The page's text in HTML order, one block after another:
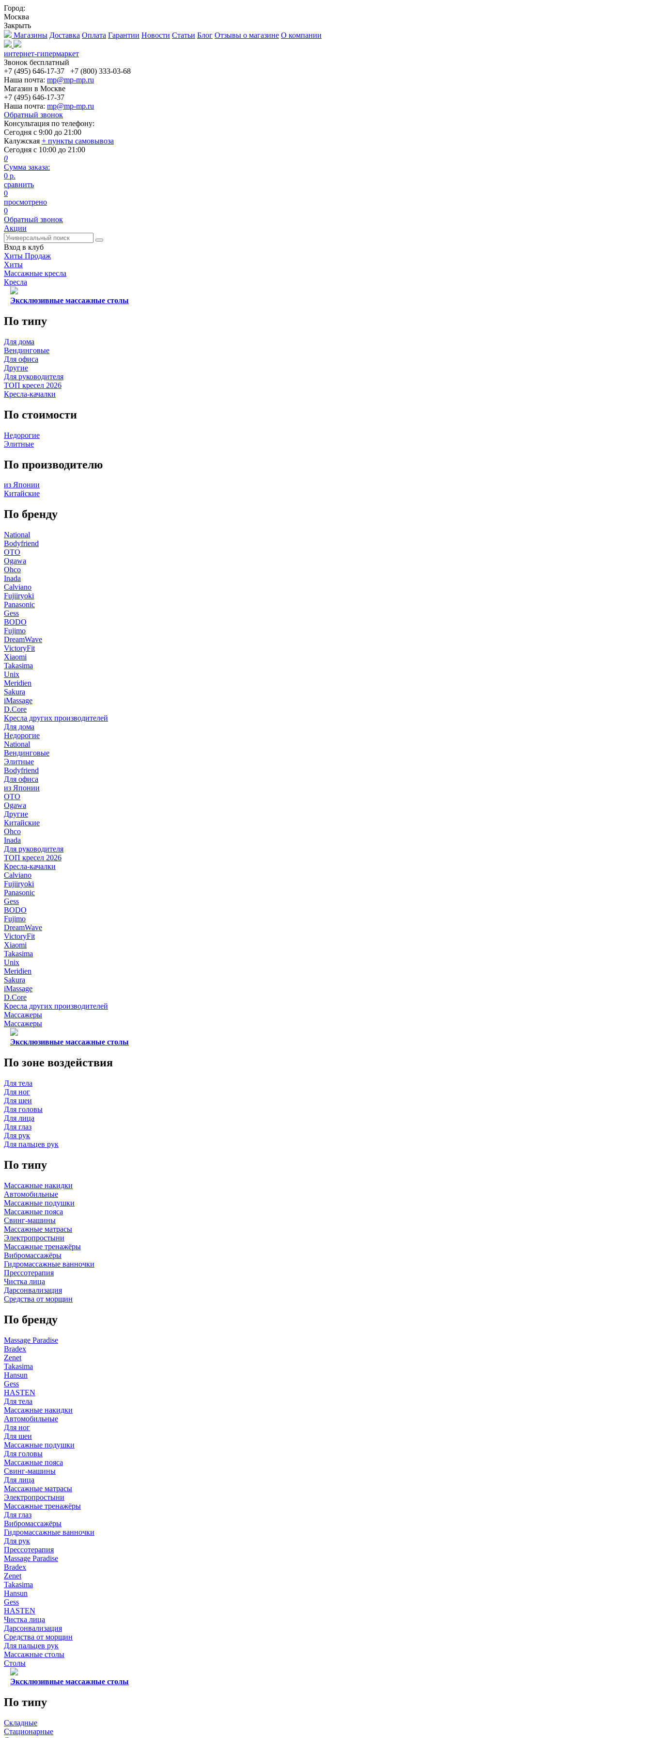
Город:
Москва
Закрыть
Магазины Доставка Оплата Гарантии Новости Статьи Блог Отзывы о магазине О компании
интернет-гипермаркет
Звонок бесплатный
+7 (495) 646-17-37
+7 (800) 333-03-68
Наша почта: mp@mp-mp.ru
Магазин в Москве
+7 (495) 646-17-37
Наша почта: mp@mp-mp.ru
Обратный звонок
Консультация по телефону:
Сегодня с 9:00 до 21:00
Калужская + пункты самовывоза
Сегодня с 10:00 до 21:00
0
Сумма заказа:
0 р.
сравнить
0
просмотрено
0
Обратный звонок
Акции
Вход в клуб
Хиты Продаж
Хиты
Массажные кресла
Кресла
Эксклюзивные массажные столы
По типу
Для дома
Вендинговые
Для офиса
Другие
Для руководителя
ТОП кресел 2026
Кресла-качалки
По стоимости
Недорогие
Элитные
По производителю
из Японии
Китайские
По бренду
National
Bodyfriend
OTO
Ogawa
Ohco
Inada
Calviano
Fujiiryoki
Panasonic
Gess
BODO
Fujimo
DreamWave
VictoryFit
Xiaomi
Takasima
Unix
Meridien
Sakura
iMassage
D.Core
Кресла других производителей
Для дома
Недорогие
National
Вендинговые
Элитные
Bodyfriend
Для офиса
из Японии
OTO
Ogawa
Другие
Китайские
Ohco
Inada
Для руководителя
ТОП кресел 2026
Кресла-качалки
Calviano
Fujiiryoki
Panasonic
Gess
BODO
Fujimo
DreamWave
VictoryFit
Xiaomi
Takasima
Unix
Meridien
Sakura
iMassage
D.Core
Кресла других производителей
Массажеры
Массажеры
Эксклюзивные массажные столы
По зоне воздействия
Для тела
Для ног
Для шеи
Для головы
Для лица
Для глаз
Для рук
Для пальцев рук
По типу
Массажные накидки
Автомобильные
Массажные подушки
Массажные пояса
Свинг-машины
Массажные матрасы
Электропростыни
Массажные тренажёры
Вибромассажёры
Гидромассажные ванночки
Прессотерапия
Чистка лица
Дарсонвализация
Средства от морщин
По бренду
Massage Paradise
Bradex
Zenet
Takasima
Hansun
Gess
HASTEN
Для тела
Массажные накидки
Автомобильные
Для ног
Для шеи
Массажные подушки
Для головы
Массажные пояса
Свинг-машины
Для лица
Массажные матрасы
Электропростыни
Массажные тренажёры
Для глаз
Вибромассажёры
Гидромассажные ванночки
Для рук
Прессотерапия
Massage Paradise
Bradex
Zenet
Takasima
Hansun
Gess
HASTEN
Чистка лица
Дарсонвализация
Средства от морщин
Для пальцев рук
Массажные столы
Столы
Эксклюзивные массажные столы
По типу
Складные
Стационарные